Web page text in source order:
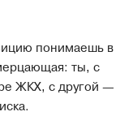
понимаешь в
ты, с
ЖКХ, с другой —